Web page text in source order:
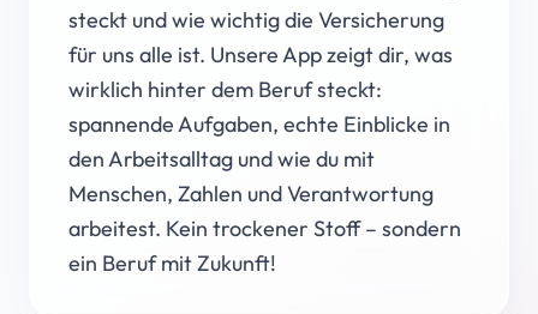
steckt und wie wichtig die Versicherung
für uns alle ist. Unsere App zeigt dir, was
wirklich hinter dem Beruf steckt:
spannende Aufgaben, echte Einblicke in
den Arbeitsalltag und wie du mit
Menschen, Zahlen und Verantwortung
arbeitest. Kein trockener Stoff – sondern
ein Beruf mit Zukunft!